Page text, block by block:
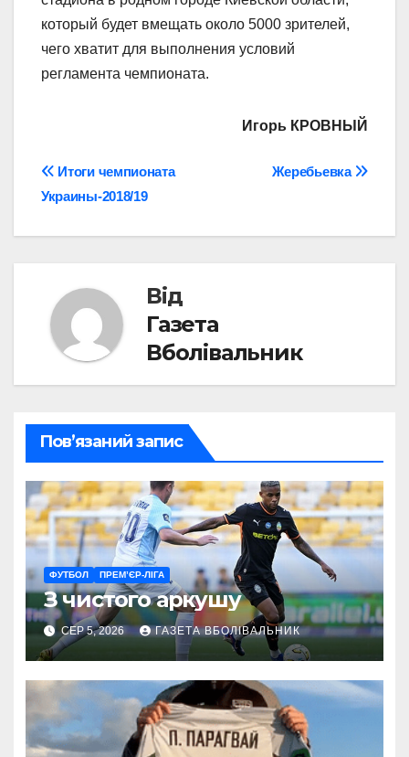
который будет вмещать около 5000 зрителей,
чего хватит для выполнения условий
регламента чемпионата.
Игорь КРОВНЫЙ
Навігація
записів
Жеребьевка
Итоги чемпионата
Украины-2018/19
Від
Газета
Вболівальник
Пов’язаний запис
ФУТБОЛ ПРЕМ’ЄР-ЛІГА
З чистого аркушу
СЕР 5, 2026 ГАЗЕТА ВБОЛІВАЛЬНИК